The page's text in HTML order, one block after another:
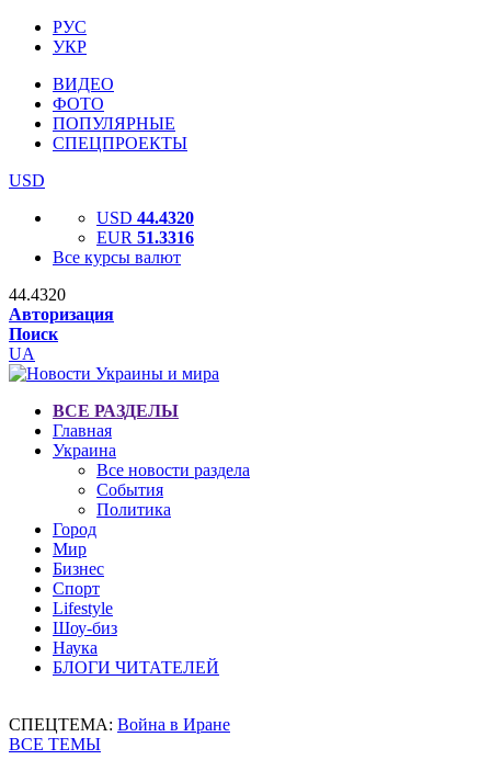
РУС
УКР
ВИДЕО
ФОТО
ПОПУЛЯРНЫЕ
СПЕЦПРОЕКТЫ
USD
USD 44.4320
EUR 51.3316
Все курсы валют
44.4320
Авторизация
Поиск
UA
ВСЕ РАЗДЕЛЫ
Главная
Украина
Все новости раздела
События
Политика
Город
Мир
Бизнес
Спорт
Lifestyle
Шоу-биз
Наука
БЛОГИ ЧИТАТЕЛЕЙ
СПЕЦТЕМА: Война в Иране
ВСЕ ТЕМЫ